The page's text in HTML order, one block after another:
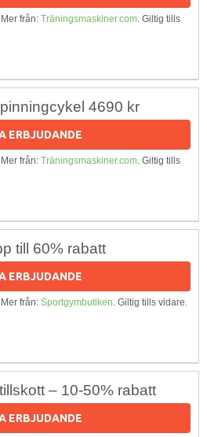
från: Träningsmaskiner.com. Giltig tills
4690 kr
ERBJUDANDE
från: Träningsmaskiner.com. Giltig tills
till 60% rabatt
ERBJUDANDE
från: Sportgymbutiken. Giltig tills vidare.
– 10-50% rabatt
ERBJUDANDE